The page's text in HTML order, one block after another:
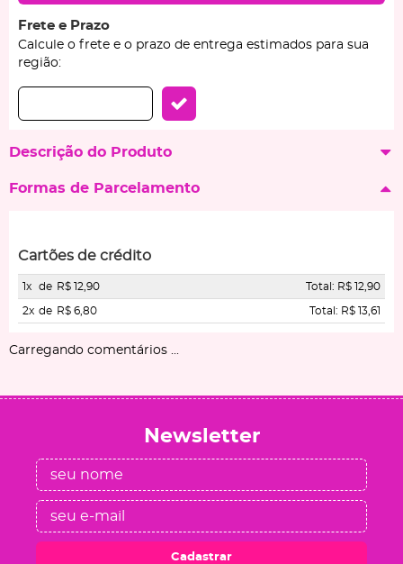
Frete e Prazo
Calcule o frete e o prazo de entrega estimados para sua
região:
Descrição do Produto
Formas de Parcelamento
Cartões de crédito
1x de R$ 12,90 Total: R$ 12,90
2x de R$ 6,80 Total: R$ 13,61
Carregando comentários ...
Newsletter
Cadastrar